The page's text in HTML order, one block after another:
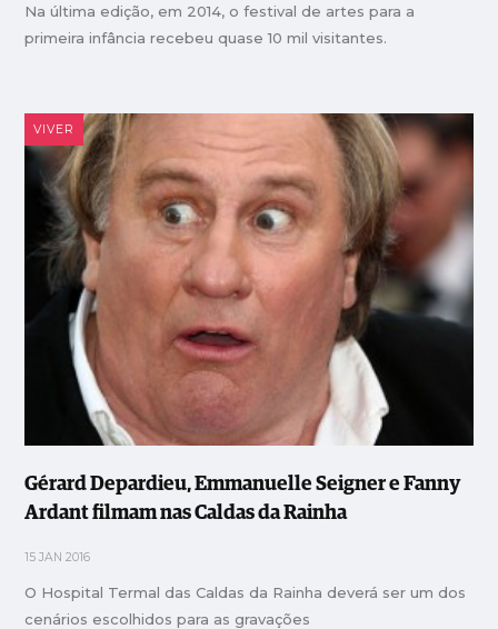
Na última edição, em 2014, o festival de artes para a
primeira infância recebeu quase 10 mil visitantes.
VIVER
Gérard Depardieu, Emmanuelle Seigner e Fanny
Ardant filmam nas Caldas da Rainha
15 JAN 2016
O Hospital Termal das Caldas da Rainha deverá ser um dos
cenários escolhidos para as gravações